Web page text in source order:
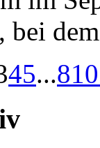
bei
45...810